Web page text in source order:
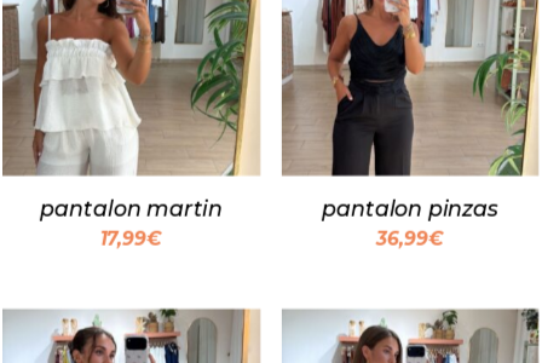
pantalon martin
17,99€
pantalon pinzas
36,99€